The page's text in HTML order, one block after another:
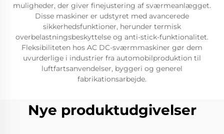
muligheder, der giver finejustering af sværmeanlægget.
Disse maskiner er udstyret med avancerede
sikkerhedsfunktioner, herunder termisk
overbelastningsbeskyttelse og anti-stick-funktionalitet.
Fleksibiliteten hos AC DC-sværmmaskiner gør dem
uvurderlige i industrier fra automobilproduktion til
luftfartsanvendelser, byggeri og generel
fabrikationsarbejde.
Nye produktudgivelser